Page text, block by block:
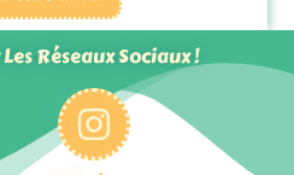
Réseaux Sociaux !